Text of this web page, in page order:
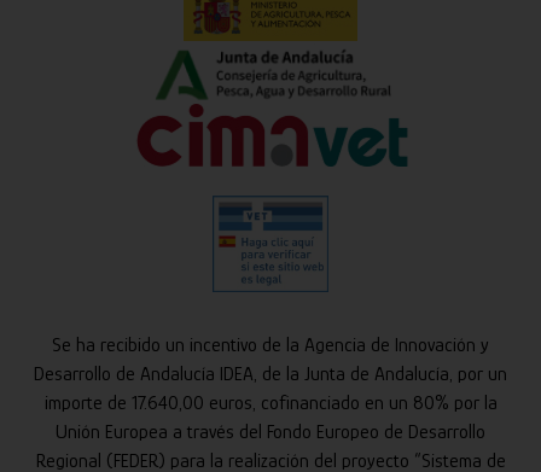
Se ha recibido un incentivo de la Agencia de Innovación y
Desarrollo de Andalucía IDEA, de la Junta de Andalucía, por un
importe de 17.640,00 euros, cofinanciado en un 80% por la
Unión Europea a través del Fondo Europeo de Desarrollo
Regional (FEDER) para la realización del proyecto “Sistema de